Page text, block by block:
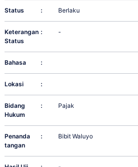
Status : Berlaku
Keterangan
Status
: -
Bahasa :
Lokasi :
Bidang
Hukum
: Pajak
Penanda
tangan
: Bibit Waluyo